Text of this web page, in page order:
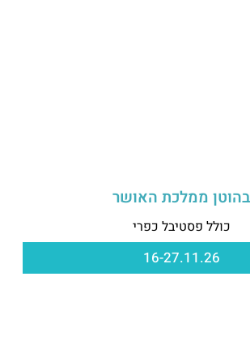
בהוטן ממלכת האושר
כולל פסטיבל כפרי
16-27.11.26